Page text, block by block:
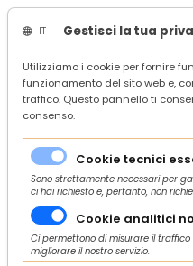
/
/
3
IT Gestisci la tua
Utilizziamo i cookie per fornire
funzionamento del sito web e,
traffico. Questo pannello ti
consenso.
Cookie tecnici
Sono strettamente necessari per
ci hai richiesto e, pertanto, non
Cookie analitici
Ci permettono di misurare il
migliorare il nostro servizio.